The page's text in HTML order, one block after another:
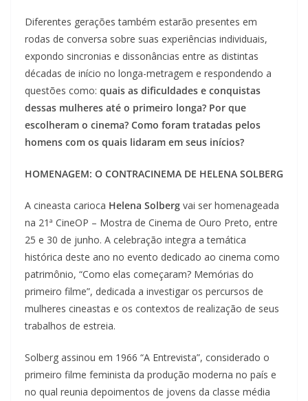
Diferentes gerações também estarão presentes em
rodas de conversa sobre suas experiências individuais,
expondo sincronias e dissonâncias entre as distintas
décadas de início no longa-metragem e respondendo a
questões como: quais as dificuldades e conquistas
dessas mulheres até o primeiro longa? Por que
escolheram o cinema? Como foram tratadas pelos
homens com os quais lidaram em seus inícios?
HOMENAGEM: O CONTRACINEMA DE HELENA SOLBERG
A cineasta carioca Helena Solberg vai ser homenageada
na 21ª CineOP – Mostra de Cinema de Ouro Preto, entre
25 e 30 de junho. A celebração integra a temática
histórica deste ano no evento dedicado ao cinema como
patrimônio, “Como elas começaram? Memórias do
primeiro filme”, dedicada a investigar os percursos de
mulheres cineastas e os contextos de realização de seus
trabalhos de estreia.
Solberg assinou em 1966 “A Entrevista”, considerado o
primeiro filme feminista da produção moderna no país e
no qual reunia depoimentos de jovens da classe média